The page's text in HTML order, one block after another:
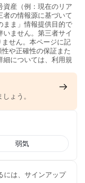
資産（例：現在のリア
者の情報源に基づいて
まま」情報提供目的で
ません。第三者サイ
ません。本ページに記
や正確性の保証また
については、利用規
ょう。
弱気
には、サインアップ